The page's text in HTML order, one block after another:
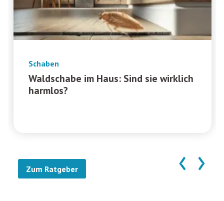
Schaben
Waldschabe im Haus: Sind sie wirklich
harmlos?
‹ ›
Zum Ratgeber